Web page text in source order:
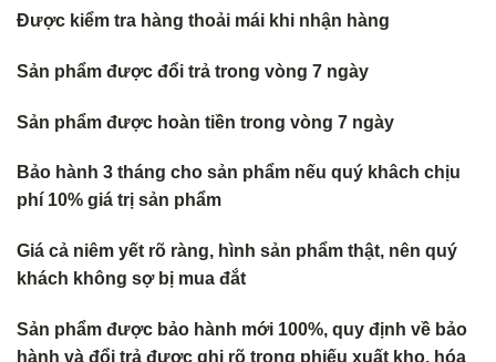
Được kiểm tra hàng thoải mái khi nhận hàng
Sản phẩm được đổi trả trong vòng 7 ngày
Sản phẩm được hoàn tiền trong vòng 7 ngày
Bảo hành 3 tháng cho sản phẩm nếu quý khâch chịu
phí 10% giá trị sản phẩm
Giá cả niêm yết rõ ràng, hình sản phẩm thật, nên quý
khách không sợ bị mua đắt
Sản phẩm được bảo hành mới 100%, quy định về bảo
hành và đổi trả được ghi rõ trong phiếu xuất kho, hóa